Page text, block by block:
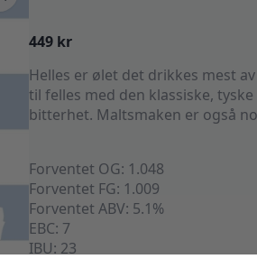
449 kr
Helles er ølet det drikkes mest
til felles med den klassiske,
bitterhet. Maltsmaken er også
Forventet OG: 1.048
Forventet FG: 1.009
Forventet ABV: 5.1%
EBC: 7
IBU: 23